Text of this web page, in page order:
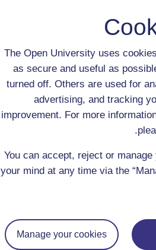
The Open University uses
as secure and useful as
turned off. Others are used for
advertising, and tracking
improvement. For more
.
You can accept, reject or
your mind at any time via the
Manage your cookies